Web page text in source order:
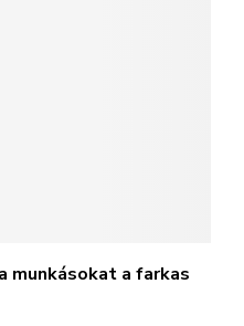
munkásokat a farkas